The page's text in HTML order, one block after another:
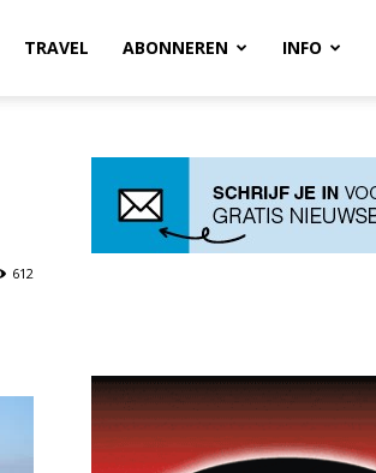
TRAVEL ABONNEREN INFO
612